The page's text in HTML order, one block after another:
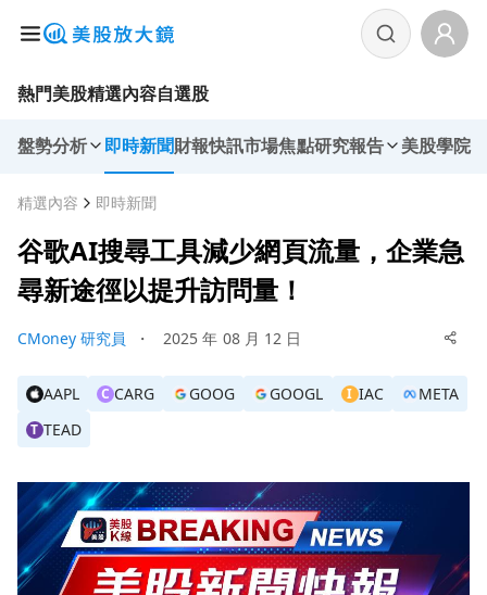
熱門美股精選內容自選股
盤勢分析 即時新聞財報快訊市場焦點研究報告 美股學院
精選內容 即時新聞
谷歌AI搜尋工具減少網頁流量，企業急
尋新途徑以提升訪問量！
CMoney 研究員 ・ 2025 年 08 月 12 日
AAPL C CARG GOOG GOOGL I IAC META
T TEAD